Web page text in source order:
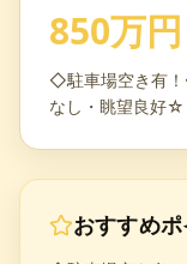
850万円
◇駐車場空き有
なし・眺望良好☆
おすすめポ